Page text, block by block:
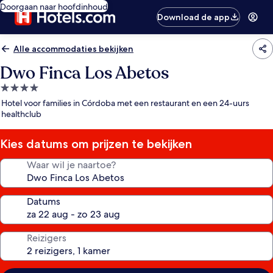
Doorgaan naar hoofdinhoud
Download de app
Alle accommodaties bekijken
Dwo Finca Los Abetos
4.0-
sterrenaccommodatie
Hotel voor families in Córdoba met een restaurant en een 24-uurs
healthclub
Kies datums om prijzen te bekijken
Waar wil je naartoe?
Datums
Reizigers